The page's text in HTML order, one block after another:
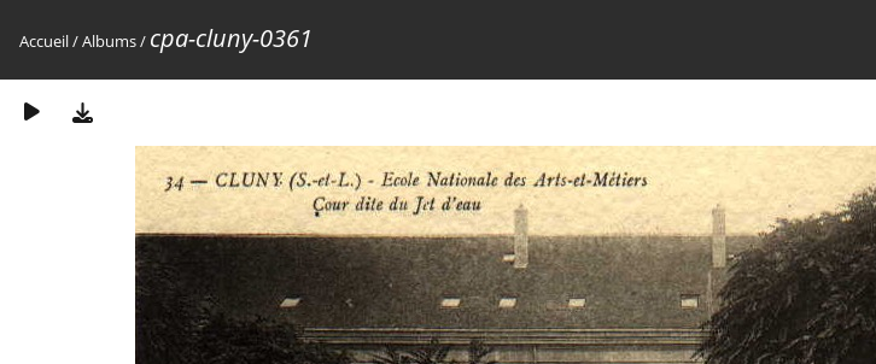
Accueil/Albums/ cpa-cluny-0361